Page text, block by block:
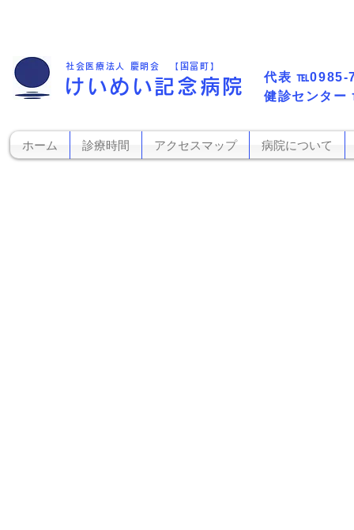
​健診センター
社会医療法人 慶明会 【国富町】
けいめい記念病院 代表​ ℡0985-
ホーム 診療時間 アクセスマップ 病院について